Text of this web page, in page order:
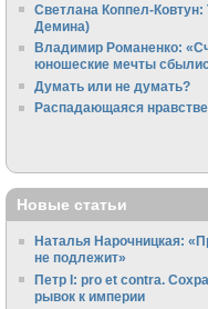
Светлана Коппел-Ковтун:
Демина)
Владимир Романенко:
юношеские мечты
Думать или не думать?
Распадающаяся
Новые статьи
Наталья Нарочницкая:
не подлежит»
Петр I: pro et contra.
рывок к империи